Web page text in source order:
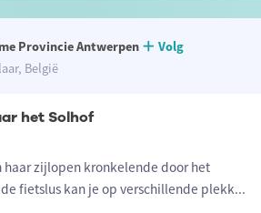
Provincie Antwerpen
Volg
België
het Solhof
haar zijlopen kronkelende door het
fietslus kan je op verschillende plekk...